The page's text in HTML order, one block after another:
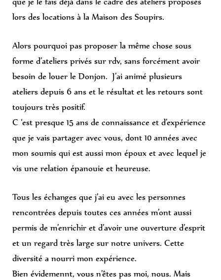
lors des locations à la Maison des Soupirs.
Alors pourquoi pas proposer la même chose sous
forme d’ateliers privés sur rdv, sans forcément avoir
besoin de louer le Donjon. J’ai animé plusieurs
ateliers depuis 6 ans et le résultat et les retours sont
toujours très positif.
C ‘est presque 15 ans de connaissance et d’expérience
que je vais partager avec vous, dont 10 années avec
mon soumis qui est aussi mon époux et avec lequel je
vis une relation épanouie et heureuse.
Tous les échanges que j’ai eu avec les personnes
rencontrées depuis toutes ces années m’ont aussi
permis de m’enrichir et d’avoir une ouverture d’esprit
et un regard très large sur notre univers. Cette
diversité a nourri mon expérience.
Bien évidemennt, vous n’êtes pas moi, nous. Mais